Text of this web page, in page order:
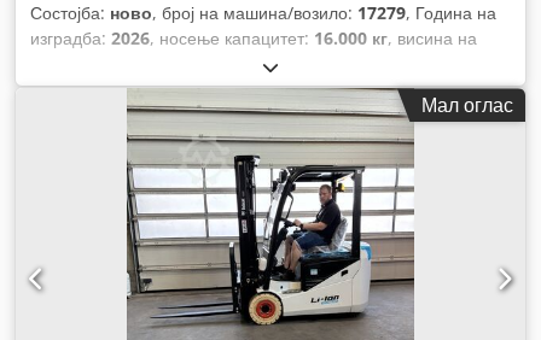
Состојба: ново, број на машина/возило: 17279, Година на
изградба: 2026, носење капацитет: 16.000 кг, висина на
, слободно подигање:
центар на товарот:600 мм, тип на гориво:дизел, тип на
триплекс, градежна височина:3.030 мм , должина
на вилушките:2.400 мм, големина на предната гума:
, димензија на задна гума:12.00-20 100%
19.300 кг, Опрема:кабина,
Мал оглас